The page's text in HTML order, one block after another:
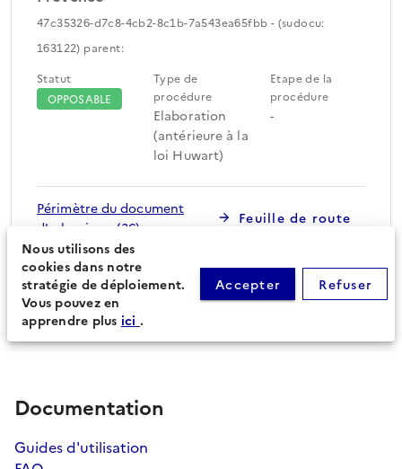
47c35326-d7c8-4cb2-8c1b-7a543ea65fbb - (sudocu:
163122) parent:
Statut
OPPOSABLE
Type de
procédure
Elaboration
(antérieure à la
loi Huwart)
Etape de la
procédure
-
Périmètre du document
d'urbanisme (36)
Feuille de route
Procédures secondaires
Documentation
Guides d'utilisation
Nous utilisons des
cookies dans notre
stratégie de déploiement.
Vous pouvez en
apprendre plus ici .
Accepter Refuser